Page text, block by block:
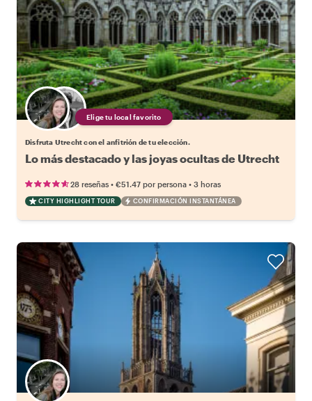
Elige tu local favorito
Disfruta Utrecht con el anfitrión de tu elección.
Lo más destacado y las joyas ocultas de Utrecht
28 reseñas • €51.47 por persona • 3 horas
CITY HIGHLIGHT TOUR CONFIRMACIÓN INSTANTÁNEA